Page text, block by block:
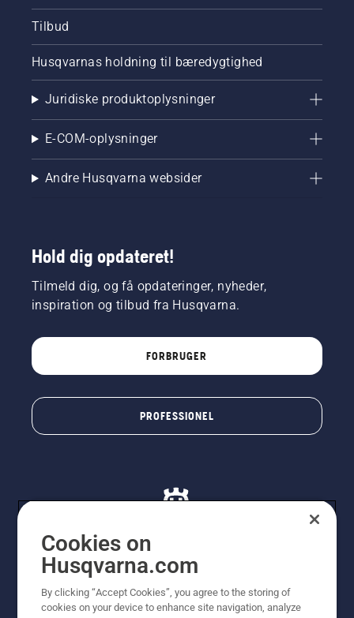
Tilbud
Husqvarnas holdning til bæredygtighed
Juridiske produktoplysninger
E-COM-oplysninger
Andre Husqvarna websider
Hold dig opdateret!
Tilmeld dig, og få opdateringer, nyheder,
inspiration og tilbud fra Husqvarna.
FORBRUGER
PROFESSIONEL
viste priser er vejledende udsalgspriser. Der tages
forbehold for stave- og trykfejl samt prisændringer. Vi
Cookies on
Husqvarna.com
By clicking “Accept Cookies”, you agree to the storing of
cookies on your device to enhance site navigation, analyze